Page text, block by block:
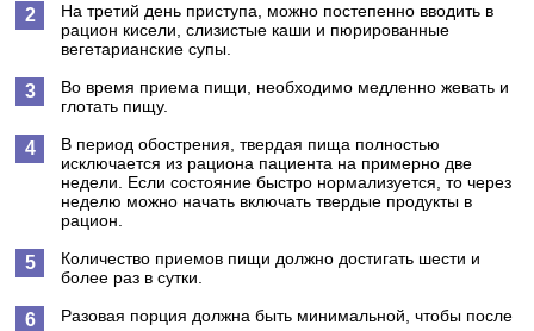
На третий день приступа, можно постепенно вводить в
рацион кисели, слизистые каши и пюрированные
вегетарианские супы.
Во время приема пищи, необходимо медленно жевать и
глотать пищу.
В период обострения, твердая пища полностью
исключается из рациона пациента на примерно две
недели. Если состояние быстро нормализуется, то через
неделю можно начать включать твердые продукты в
рацион.
Количество приемов пищи должно достигать шести и
более раз в сутки.
Разовая порция должна быть минимальной, чтобы после